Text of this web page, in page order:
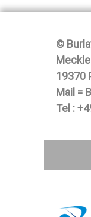
©
19370
Mail =
Tel :